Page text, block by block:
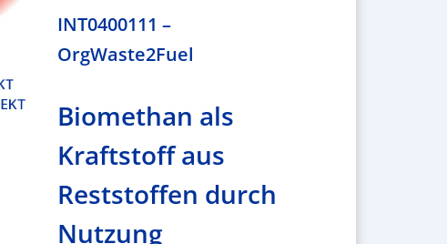
INT0400111 –
OrgWaste2Fuel
Biomethan als
Kraftstoff aus
Reststoffen durch
Nutzung